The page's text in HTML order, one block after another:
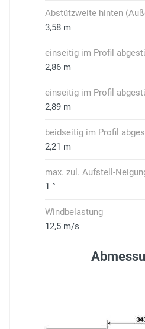
Abstützweite hinten
3,58 m
einseitig im Profil
2,86 m
einseitig im Profil
2,89 m
beidseitig im Profil
2,21 m
max. zul. Aufstell-
1 °
Windbelastung
12,5 m/s